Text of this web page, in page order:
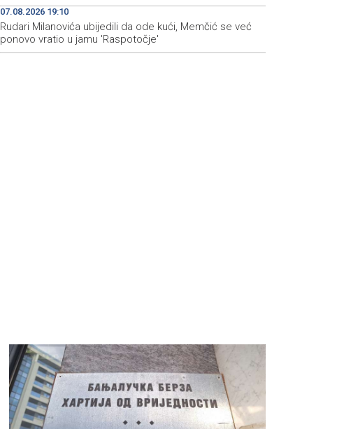
07.08.2026 19:10
Rudari Milanovića ubijedili da ode kući, Memčić se već
ponovo vratio u jamu 'Raspotočje'